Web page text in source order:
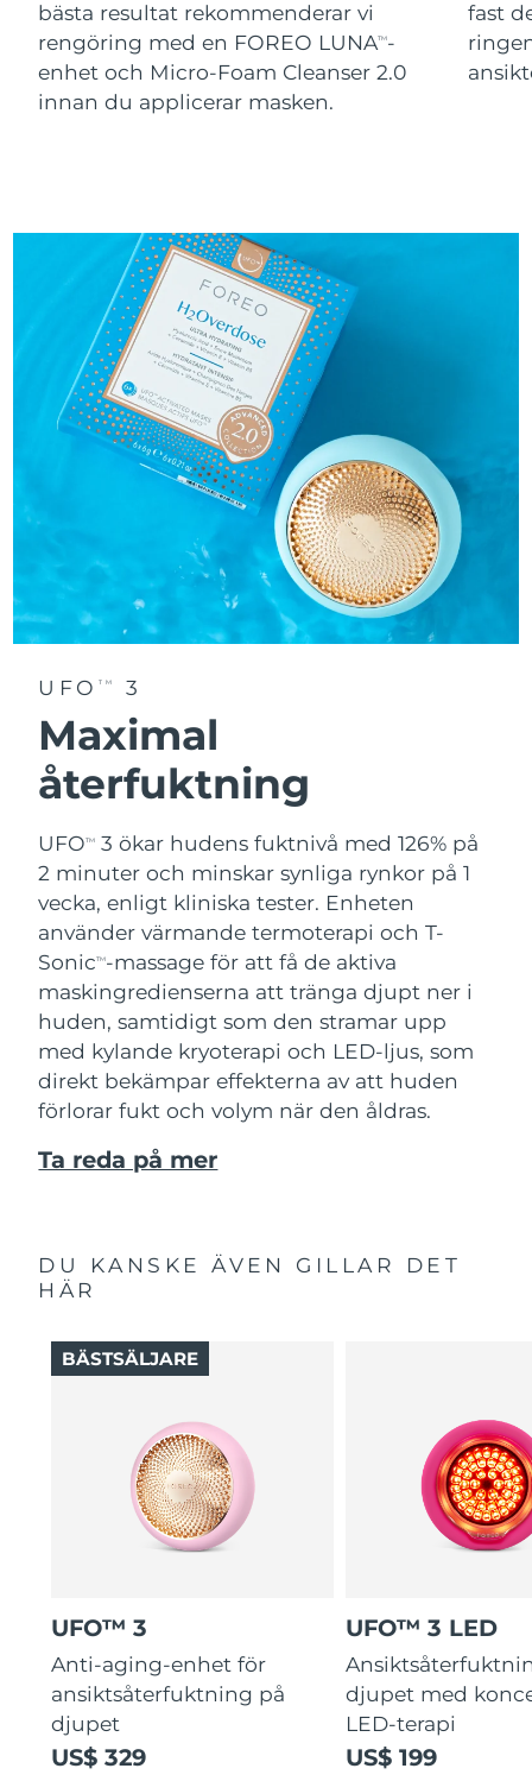
bästa resultat rekommenderar vi
rengöring med en FOREO LUNATM-
enhet och Micro-Foam Cleanser 2.0
innan du applicerar masken.
fast
UFO TM 3
Maximal
återfuktning
UFOTM
3 ökar hudens fuktnivå med 126% på
2 minuter och minskar synliga rynkor på 1
vecka, enligt kliniska tester. Enheten
använder värmande termoterapi och T-
SonicTM-massage för att få de aktiva
maskingredienserna att tränga djupt ner i
huden, samtidigt som den stramar upp
med kylande kryoterapi och LED-ljus, som
direkt bekämpar effekterna av att huden
förlorar fukt och volym när den åldras.
Ta reda på mer
DU KANSKE ÄVEN GILLAR DET
HÄR
UFO™ 3
Anti-aging-enhet för
ansiktsåterfuktning på
djupet
US$ 329
BÄSTSÄLJARE
UFO™ 3 LED
djupet med
LED-terapi
US$ 199